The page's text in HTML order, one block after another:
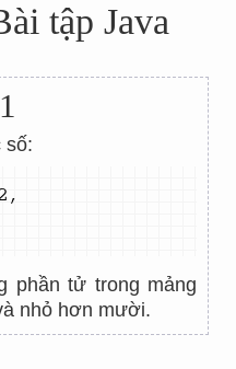
tập Java
số:
,
phần tử trong mảng
nhỏ hơn mười.